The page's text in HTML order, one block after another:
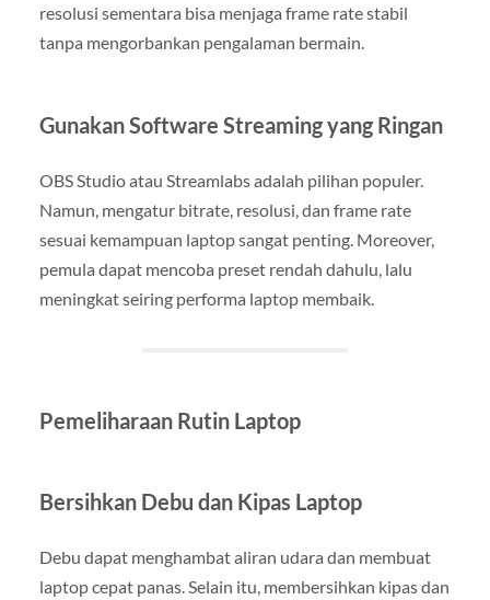
resolusi sementara bisa menjaga frame rate stabil
tanpa mengorbankan pengalaman bermain.
Gunakan Software Streaming yang Ringan
OBS Studio atau Streamlabs adalah pilihan populer.
Namun, mengatur bitrate, resolusi, dan frame rate
sesuai kemampuan laptop sangat penting. Moreover,
pemula dapat mencoba preset rendah dahulu, lalu
meningkat seiring performa laptop membaik.
Pemeliharaan Rutin Laptop
Bersihkan Debu dan Kipas Laptop
Debu dapat menghambat aliran udara dan membuat
laptop cepat panas. Selain itu, membersihkan kipas dan